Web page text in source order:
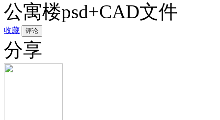
公寓楼psd+CAD文件
收藏
分享